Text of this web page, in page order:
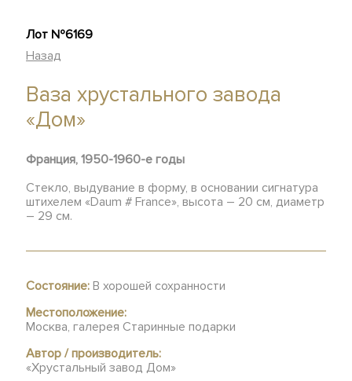
Лот №6169
Назад
Ваза хрустального завода
«Дом»
Франция, 1950-1960-е годы
Стекло, выдувание в форму, в основании сигнатура
штихелем «Daum # France», высота – 20 см, диаметр
– 29 см.
Состояние: В хорошей сохранности
Местоположение:
Москва, галерея Старинные подарки
Автор / производитель:
«Хрустальный завод Дом»